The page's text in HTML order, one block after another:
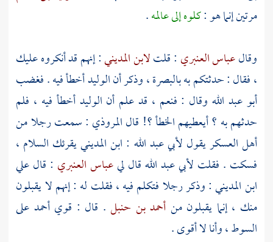
مرتين إنما هو :كلوه إلى عالمه.
وقالعباس العنبري : قلتلابن المديني: إنهم قد أنكروه عليك
، فقال : حدثتكم بهبالبصرة، وذكر أنالوليدأخطأ فيه . فغضب
أبو عبد الله وقال : فنعم ، قد علم أن الوليدأخطأ فيه ، فلم
حدثهم به ؟ أيعطيهم الخطأ ؟! قالالمروذي : سمعت رجلا من
أهل العسكر يقول لأبي عبد الله : ابن المدينييقرئك السلام ،
فسكت . فقلت لأبي عبد اللهقال ليعباس العنبري : قالعلي
ابن المديني: وذكر رجلا فتكلم فيه ، فقلت له : إنهم لا يقبلون
منك ، إنما يقبلون من أحمد بن حنبل . قال : قويأحمد على
السوط ، وأنا لا أقوى .